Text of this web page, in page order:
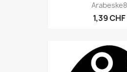
Arabeske8
1,39 CHF